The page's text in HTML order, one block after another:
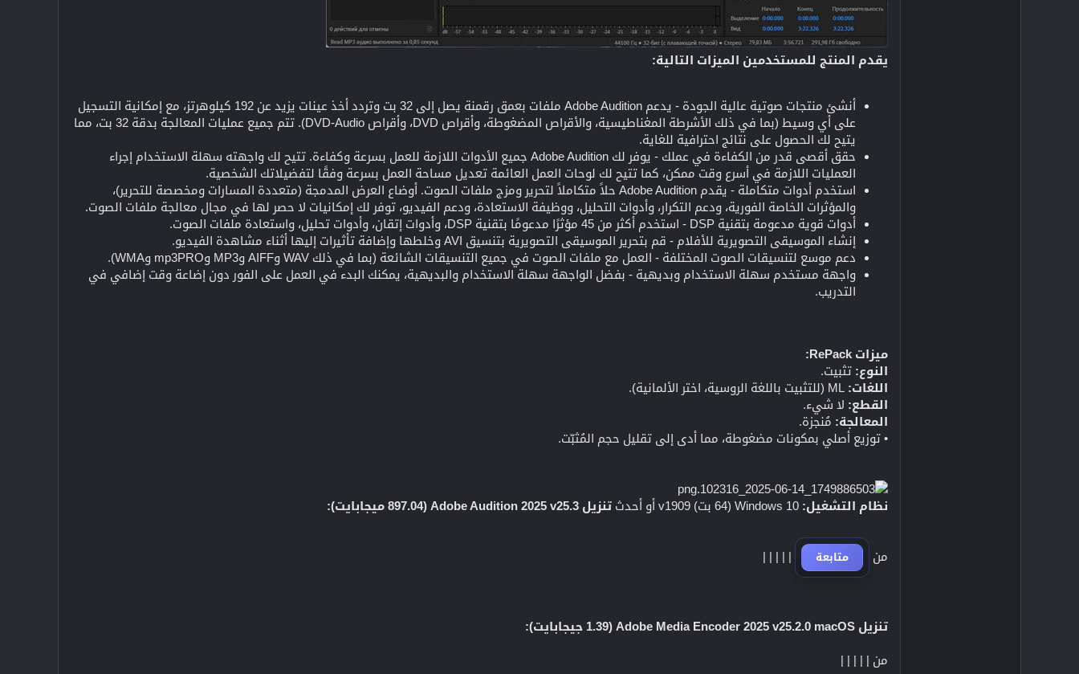
يقدم المنتج للمستخدمين الميزات التالية:
أنشئ منتجات صوتية عالية الجودة - يدعم Adobe Audition ملفات بعمق رقمنة يصل إلى 32 بت وتردد أخذ عينات يزيد عن 192 كيلوهرتز، مع إمكانية التسجيل
على أي وسيط (بما في ذلك الأشرطة المغناطيسية، والأقراص المضغوطة، وأقراص DVD، وأقراص DVD-Audio). تتم جميع عمليات المعالجة بدقة 32 بت، مما
يتيح لك الحصول على نتائج احترافية للغاية.
حقق أقصى قدر من الكفاءة في عملك - يوفر لك Adobe Audition جميع الأدوات اللازمة للعمل بسرعة وكفاءة. تتيح لك واجهته سهلة الاستخدام إجراء
العمليات اللازمة في أسرع وقت ممكن، كما تتيح لك لوحات العمل العائمة تعديل مساحة العمل بسرعة وفقًا لتفضيلاتك الشخصية.
استخدم أدوات متكاملة - يقدم Adobe Audition حلاً متكاملاً لتحرير ومزج ملفات الصوت. أوضاع العرض المدمجة (متعددة المسارات ومخصصة للتحرير)،
والمؤثرات الخاصة الفورية، ودعم التكرار، وأدوات التحليل، ووظيفة الاستعادة، ودعم الفيديو، توفر لك إمكانيات لا حصر لها في مجال معالجة ملفات الصوت.
أدوات قوية مدعومة بتقنية DSP - استخدم أكثر من 45 مؤثرًا مدعومًا بتقنية DSP، وأدوات إتقان، وأدوات تحليل، واستعادة ملفات الصوت.
إنشاء الموسيقى التصويرية للأفلام - قم بتحرير الموسيقى التصويرية بتنسيق AVI وخلطها وإضافة تأثيرات إليها أثناء مشاهدة الفيديو.
دعم موسع لتنسيقات الصوت المختلفة - العمل مع ملفات الصوت في جميع التنسيقات الشائعة (بما في ذلك WAV وAIFF وMP3 وmp3PRO وWMA).
واجهة مستخدم سهلة الاستخدام وبديهية - بفضل الواجهة سهلة الاستخدام والبديهية، يمكنك البدء في العمل على الفور دون إضاعة وقت إضافي في
التدريب.
ميزات RePack:
النوع: تثبيت.
اللغات:
القطع: لا شيء.
المعالجة: مُنجزة.
• توزيع أصلي بمكونات مضغوطة، مما أدى إلى تقليل حجم المُثبّت.
نظام التشغيل: تنزيل Adobe Audition 2025 v25.3 (897.04 ميجابايت):
من متابعة |
|
|
|
|
تنزيل Adobe Media Encoder 2025 v25.2.0 macOS (1.39 جيجابايت):
من |
|
|
|
|